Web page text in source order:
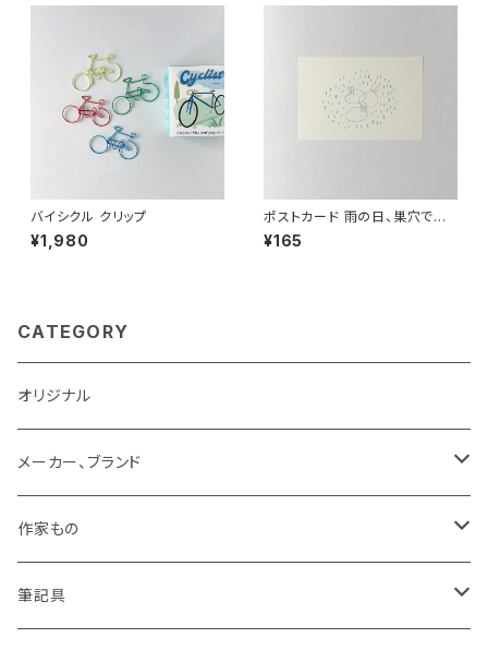
バイシクル クリップ
¥1,980
ポストカード 雨の日、巣穴でじっ
とする
¥165
CATEGORY
オリジナル
メーカー、ブランド
LAMY
Pelikan
作家もの
オギハラナミ
筆記具